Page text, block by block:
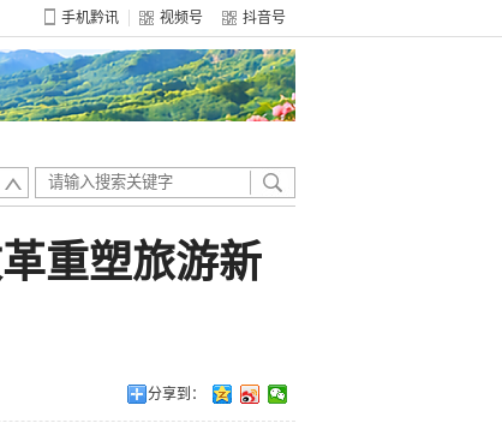
手机黔讯 视频号 抖音号
重塑旅游新
分享到：